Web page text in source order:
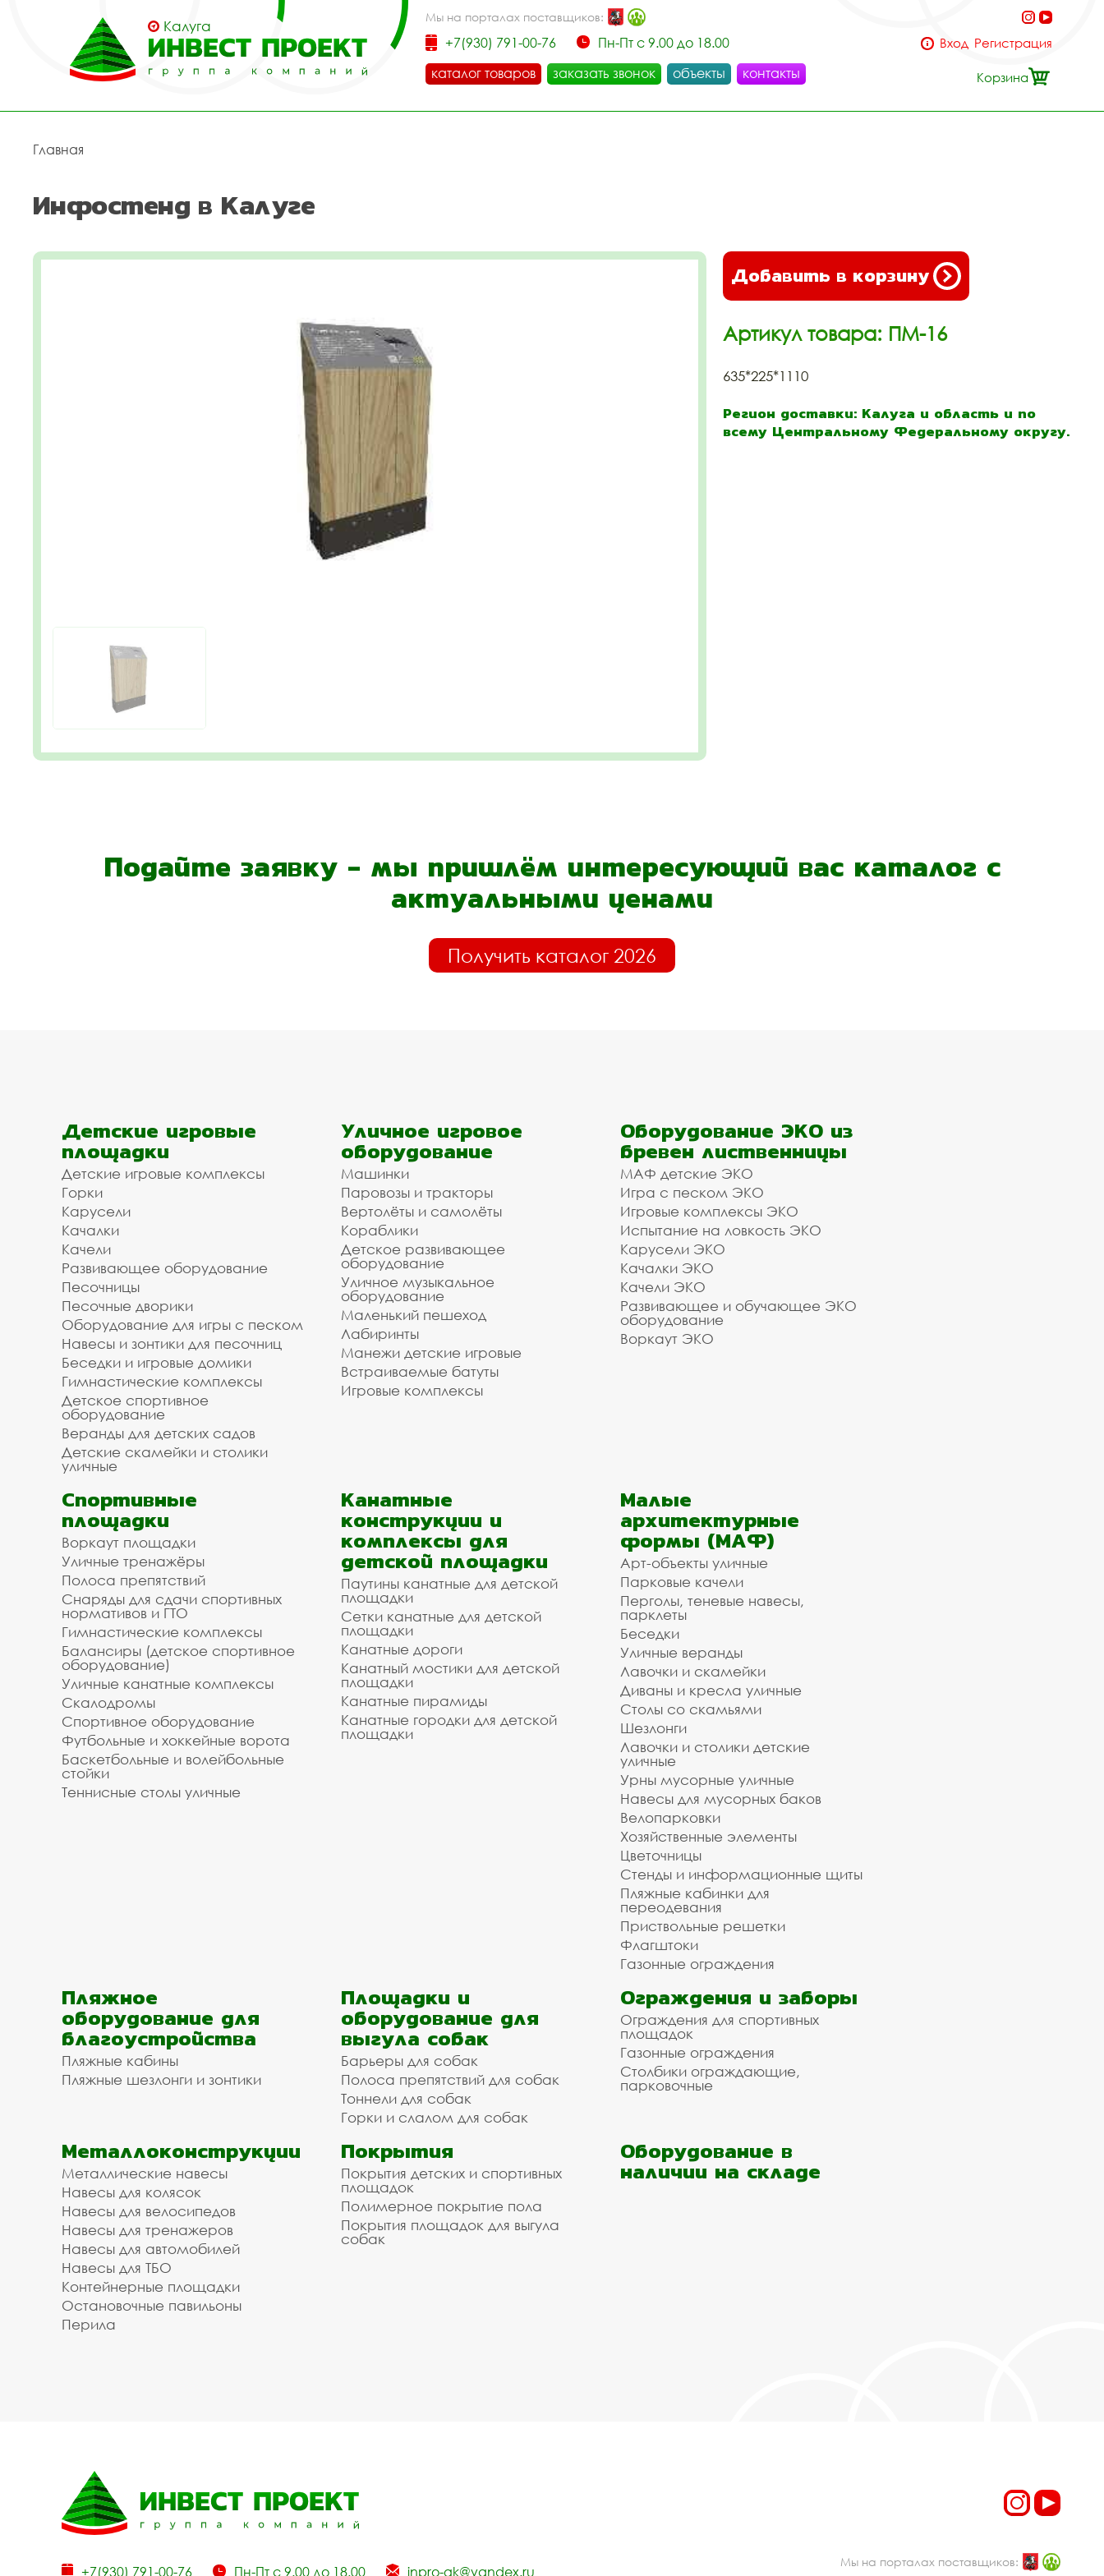
Калуга
Мы на порталах поставщиков:
+7(930) 791-00-76
Пн-Пт с 9.00 до 18.00
каталог товаров
заказать звонок объекты контакты
Вход Регистрация
Корзина
Главная
Инфостенд в Калуге
Добавить в корзину
Артикул товара: ПМ-16
635*225*1110
Регион доставки: Калуга и область и по
всему Центральному Федеральному округу.
Подайте заявку - мы пришлём интересующий вас каталог с
актуальными ценами
Получить каталог 2026
Детские игровые
площадки
Детские игровые комплексы
Горки
Карусели
Качалки
Качели
Развивающее оборудование
Песочницы
Песочные дворики
Оборудование для игры с песком
Навесы и зонтики для песочниц
Беседки и игровые домики
Гимнастические комплексы
Детское спортивное
оборудование
Веранды для детских садов
Детские скамейки и столики
уличные
Уличное игровое
оборудование
Машинки
Паровозы и тракторы
Вертолёты и самолёты
Кораблики
Детское развивающее
оборудование
Уличное музыкальное
оборудование
Маленький пешеход
Лабиринты
Манежи детские игровые
Встраиваемые батуты
Игровые комплексы
Оборудование ЭКО из
бревен лиственницы
МАФ детские ЭКО
Игра с песком ЭКО
Игровые комплексы ЭКО
Испытание на ловкость ЭКО
Карусели ЭКО
Качалки ЭКО
Качели ЭКО
Развивающее и обучающее ЭКО
оборудование
Воркаут ЭКО
Спортивные
площадки
Воркаут площадки
Уличные тренажёры
Полоса препятствий
Снаряды для сдачи спортивных
нормативов и ГТО
Гимнастические комплексы
Балансиры (детское спортивное
оборудование)
Уличные канатные комплексы
Скалодромы
Спортивное оборудование
Футбольные и хоккейные ворота
Баскетбольные и волейбольные
стойки
Теннисные столы уличные
Канатные
конструкции и
комплексы для
детской площадки
Паутины канатные для детской
площадки
Сетки канатные для детской
площадки
Канатные дороги
Канатный мостики для детской
площадки
Канатные пирамиды
Канатные городки для детской
площадки
Малые
архитектурные
формы (МАФ)
Арт-объекты уличные
Парковые качели
Перголы, теневые навесы,
парклеты
Беседки
Уличные веранды
Лавочки и скамейки
Диваны и кресла уличные
Столы со скамьями
Шезлонги
Лавочки и столики детские
уличные
Урны мусорные уличные
Навесы для мусорных баков
Велопарковки
Хозяйственные элементы
Цветочницы
Стенды и информационные щиты
Пляжные кабинки для
переодевания
Приствольные решетки
Флагштоки
Газонные ограждения
Пляжное
оборудование для
благоустройства
Пляжные кабины
Пляжные шезлонги и зонтики
Площадки и
оборудование для
выгула собак
Барьеры для собак
Полоса препятствий для собак
Тоннели для собак
Горки и слалом для собак
Ограждения и заборы
Ограждения для спортивных
площадок
Газонные ограждения
Столбики ограждающие,
парковочные
Металлоконструкции
Металлические навесы
Навесы для колясок
Навесы для велосипедов
Навесы для тренажеров
Навесы для автомобилей
Навесы для ТБО
Контейнерные площадки
Остановочные павильоны
Перила
Покрытия
Покрытия детских и спортивных
площадок
Полимерное покрытие пола
Покрытия площадок для выгула
собак
Оборудование в
наличии на складе
+7(930) 791-00-76 Пн-Пт с 9.00 до 18.00 inpro-gk@yandex.ru
Мы на порталах поставщиков: